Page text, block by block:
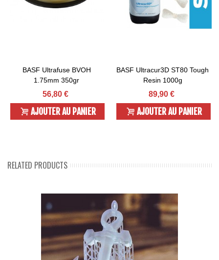
BASF Ultrafuse BVOH
1.75mm 350gr
56,80 €
AJOUTER AU PANIER
BASF Ultracur3D ST80 Tough
Resin 1000g
89,90 €
AJOUTER AU PANIER
RELATED PRODUCTS